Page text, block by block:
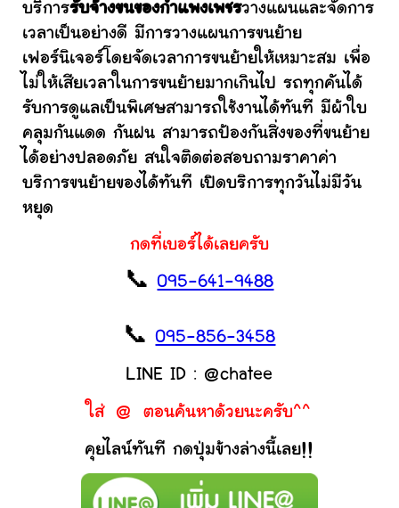
บริการรับจ้างขนของกำแพงเพชรวางแผนและจัดการ
เวลาเป็นอย่างดี มีการวางแผนการขนย้าย
เฟอร์นิเจอร์โดยจัดเวลาการขนย้ายให้เหมาะสม เพื่อ
ไม่ให้เสียเวลาในการขนย้ายมากเกินไป รถทุกคันได้
รับการดูแลเป็นพิเศษสามารถใช้งานได้ทันที มีผ้าใบ
คลุมกันแดด กันฝน สามารถป้องกันสิ่งของที่ขนย้าย
ได้อย่างปลอดภัย สนใจติดต่อสอบถามราคาค่า
บริการขนย้ายของได้ทันที เปิดบริการทุกวันไม่มีวัน
หยุด
กดที่เบอร์ได้เลยครับ
📞095-641-9488
📞095-856-3458
LINE ID : @chatee
ใส่ @ ตอนค้นหาด้วยนะครับ^^
คุยไลน์ทันที กดปุ่มข้างล่างนี้เลย!!